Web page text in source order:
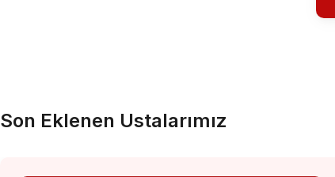
Son Eklenen Ustalarımız